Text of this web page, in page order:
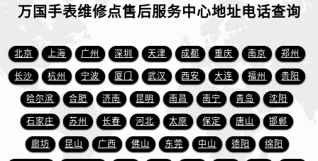
万国手表维修点售后服务中心地址电话查询
北京 上海 广州 深圳 天津 成都 重庆 南京 郑州
长沙 杭州 宁波 厦门 武汉 西安 大连 福州 贵阳
哈尔滨 合肥 济南 昆明 南昌 南宁 青岛 沈阳
石家庄 苏州 长春 河北 太原 保定 唐山 邯郸
廊坊 昆山 广西 佛山 东莞 中山 德阳 绵阳